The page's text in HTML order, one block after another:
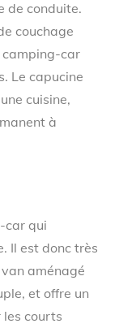
de conduite.
couchage
camping-car
Le capucine
cuisine,
à
car qui
Il est donc très
aménagé
et offre un
courts